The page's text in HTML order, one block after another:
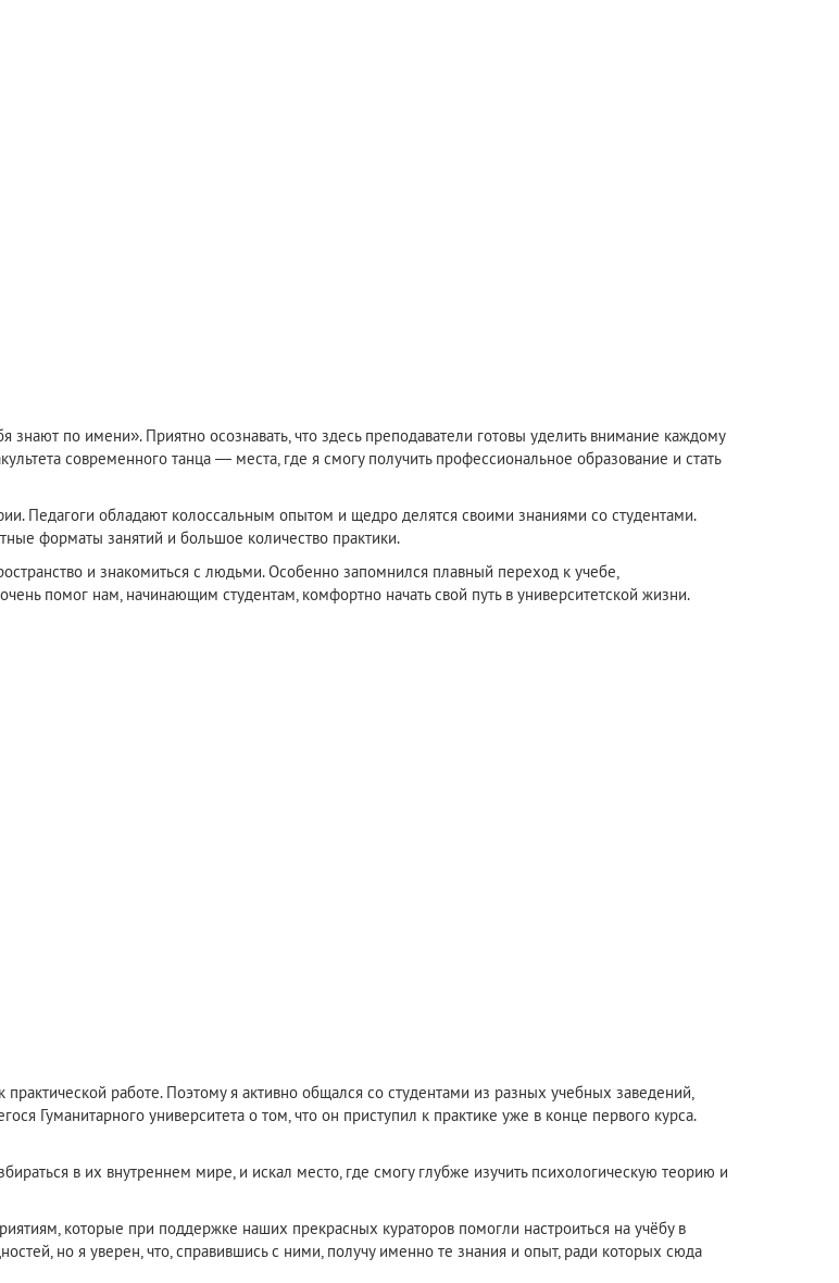
знают по имени». Приятно осознавать, что здесь преподаватели готовы уделить внимание каждому
современного танца — места, где я смогу получить профессиональное образование и стать
Педагоги обладают колоссальным опытом и щедро делятся своими знаниями со студентами.
форматы занятий и большое количество практики.
и знакомиться с людьми. Особенно запомнился плавный переход к учебе,
помог нам, начинающим студентам, комфортно начать свой путь в университетской жизни.
работе. Поэтому я активно общался со студентами из разных учебных заведений,
Гуманитарного университета о том, что он приступил к практике уже в конце первого курса.
в их внутреннем мире, и искал место, где смогу глубже изучить психологическую теорию и
которые при поддержке наших прекрасных кураторов помогли настроиться на учёбу в
но я уверен, что, справившись с ними, получу именно те знания и опыт, ради которых сюда